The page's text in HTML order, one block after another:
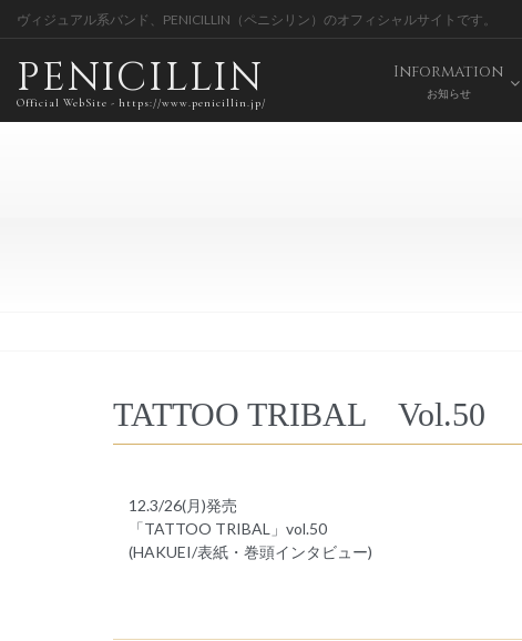
ヴィジュアル系バンド、PENICILLIN（ペニシリン）のオフィシャルサイトです。
PENICILLIN
Official WebSite - https://www.penicillin.jp/
Information
お知らせ
TATTOO TRIBAL Vol.50
12.3/26(月)発売
「TATTOO TRIBAL」vol.50
(HAKUEI/表紙・巻頭インタビュー)